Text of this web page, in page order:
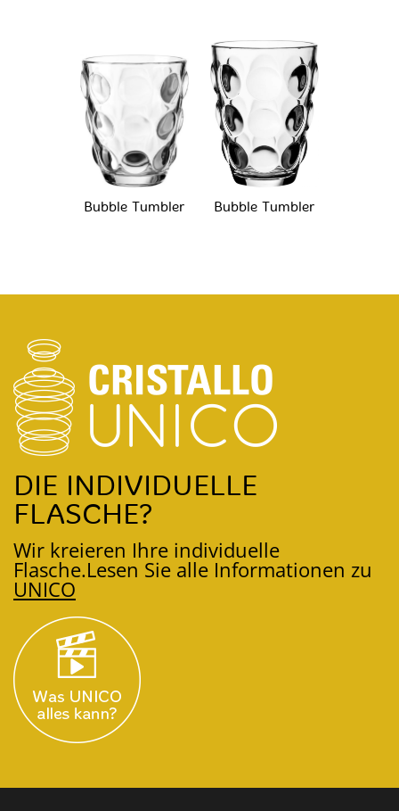
Bubble Tumbler Bubble Tumbler
DIE INDIVIDUELLE
FLASCHE?
Wir kreieren Ihre individuelle
Flasche.Lesen Sie alle Informationen zu
UNICO